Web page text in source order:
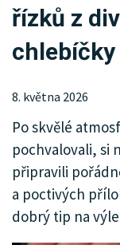
KULTURA
SPOLEČNOST
HISTORIE
MHD
INZERCE
ARCHIV
řízků z
8. května 2026
Po skvělé
pochvalovali, si
připravili
a poctivých
dobrý tip na